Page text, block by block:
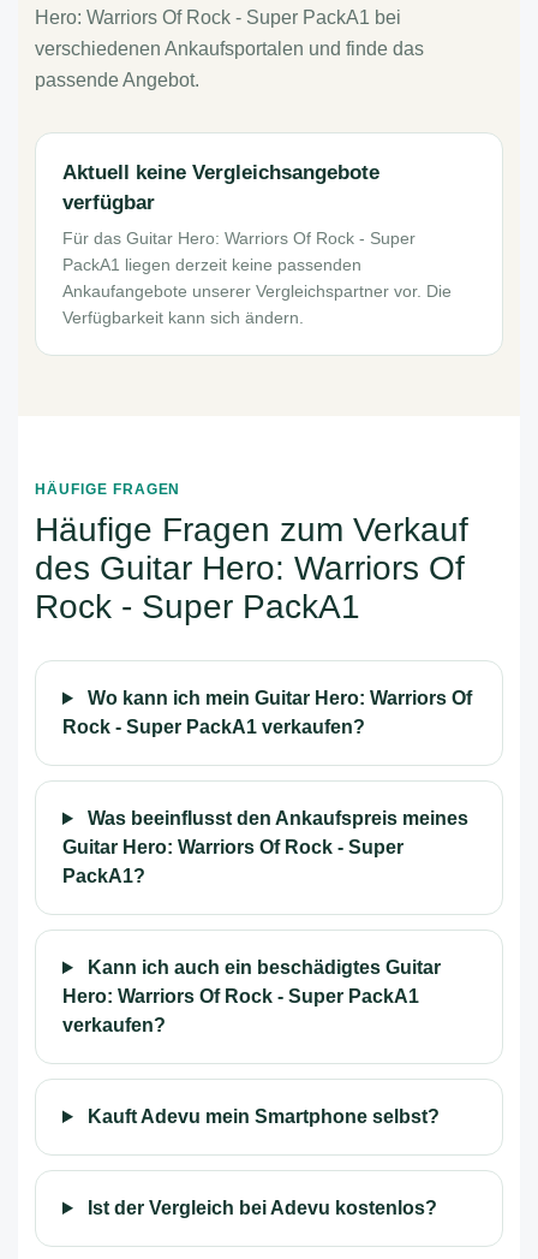
Hero: Warriors Of Rock - Super PackA1 bei
verschiedenen Ankaufsportalen und finde das
passende Angebot.
Aktuell keine Vergleichsangebote
verfügbar
Für das Guitar Hero: Warriors Of Rock - Super
PackA1 liegen derzeit keine passenden
Ankaufangebote unserer Vergleichspartner vor. Die
Verfügbarkeit kann sich ändern.
HÄUFIGE FRAGEN
Häufige Fragen zum Verkauf
des Guitar Hero: Warriors Of
Rock - Super PackA1
Wo kann ich mein Guitar Hero: Warriors Of
Rock - Super PackA1 verkaufen?
Was beeinflusst den Ankaufspreis meines
Guitar Hero: Warriors Of Rock - Super
PackA1?
Kann ich auch ein beschädigtes Guitar
Hero: Warriors Of Rock - Super PackA1
verkaufen?
Kauft Adevu mein Smartphone selbst?
Ist der Vergleich bei Adevu kostenlos?